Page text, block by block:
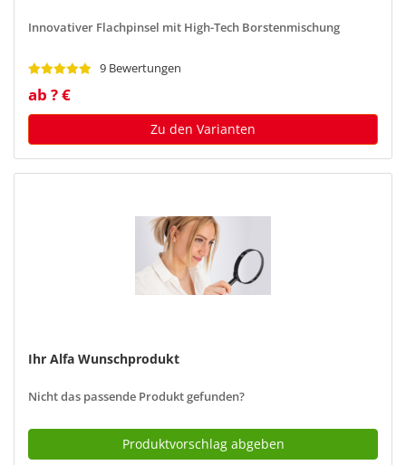
Innovativer Flachpinsel mit High-Tech Borstenmischung
9 Bewertungen
ab ? €
Zu den Varianten
Ihr Alfa Wunschprodukt
Nicht das passende Produkt gefunden?
Produktvorschlag abgeben